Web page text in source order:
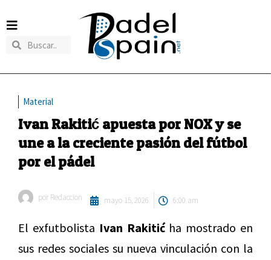
Material
Ivan Rakitić apuesta por NOX y se
une a la creciente pasión del fútbol
por el pádel
por Redaccion mayo 15, 2026 6:00 am
El exfutbolista Ivan Rakitićha mostrado en
sus redes sociales su nueva vinculación con la